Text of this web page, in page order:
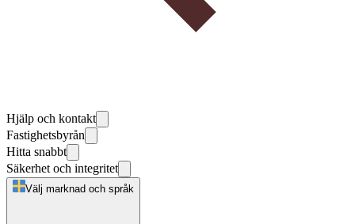
Hjälp och kontakt
Fastighetsbyrån
Hitta snabbt
Säkerhet och integritet
Välj marknad och språk